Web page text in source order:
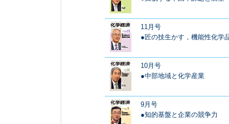
11月号
●匠の技生かす，機能性化学
10月号
●中部地域と化学産業
9月号
●知的基盤と企業の競争力